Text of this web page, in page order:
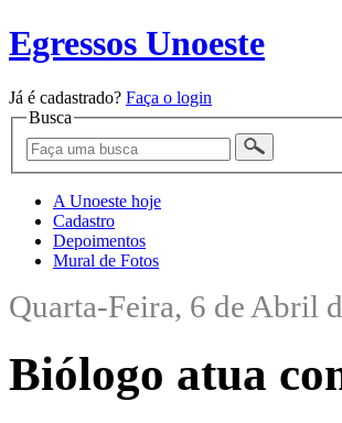
Egressos Unoeste
Já é cadastrado? Faça o login
Busca
A Unoeste hoje
Cadastro
Depoimentos
Mural de Fotos
Quarta-Feira, 6 de Abril
Biólogo atua